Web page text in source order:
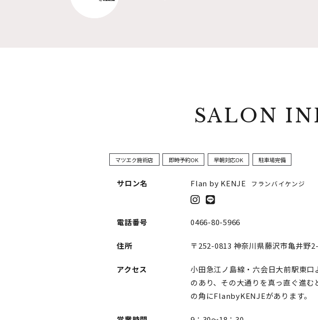
SALON
マツエク施術店 即時予約OK 早朝対応OK 駐車場完備
サロン名 Flan by KENJE フランバイケンジ
電話番号 0466-80-5966
住所 〒252-0813 神奈川県藤沢市亀井野
アクセス
小田急江ノ島線・六会日大前駅東
のあり、その大通りを真っ直ぐ進
の角にFlanbyKENJEがあります。